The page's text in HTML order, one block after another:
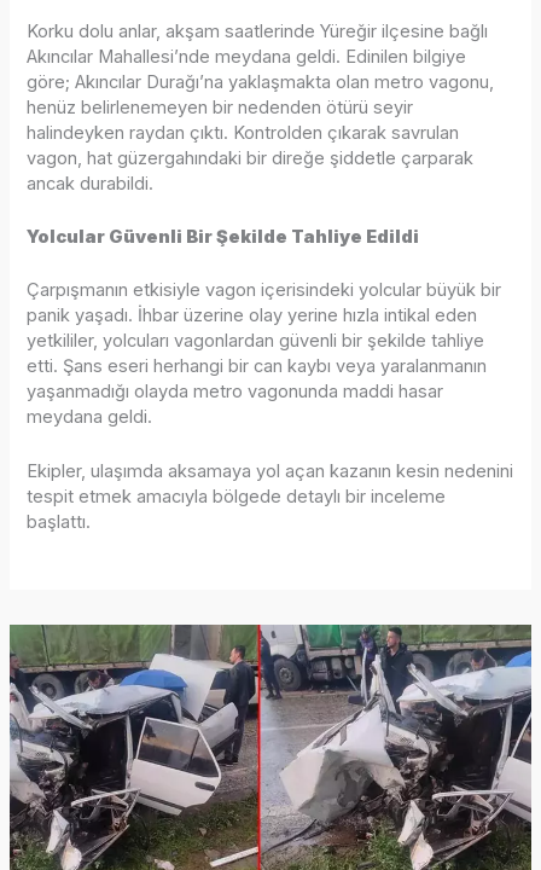
Korku dolu anlar, akşam saatlerinde Yüreğir ilçesine bağlı
Akıncılar Mahallesi’nde meydana geldi. Edinilen bilgiye
göre; Akıncılar Durağı’na yaklaşmakta olan metro vagonu,
henüz belirlenemeyen bir nedenden ötürü seyir
halindeyken raydan çıktı. Kontrolden çıkarak savrulan
vagon, hat güzergahındaki bir direğe şiddetle çarparak
ancak durabildi.
Yolcular Güvenli Bir Şekilde Tahliye Edildi
Çarpışmanın etkisiyle vagon içerisindeki yolcular büyük bir
panik yaşadı. İhbar üzerine olay yerine hızla intikal eden
yetkililer, yolcuları vagonlardan güvenli bir şekilde tahliye
etti. Şans eseri herhangi bir can kaybı veya yaralanmanın
yaşanmadığı olayda metro vagonunda maddi hasar
meydana geldi.
Ekipler, ulaşımda aksamaya yol açan kazanın kesin nedenini
tespit etmek amacıyla bölgede detaylı bir inceleme
başlattı.